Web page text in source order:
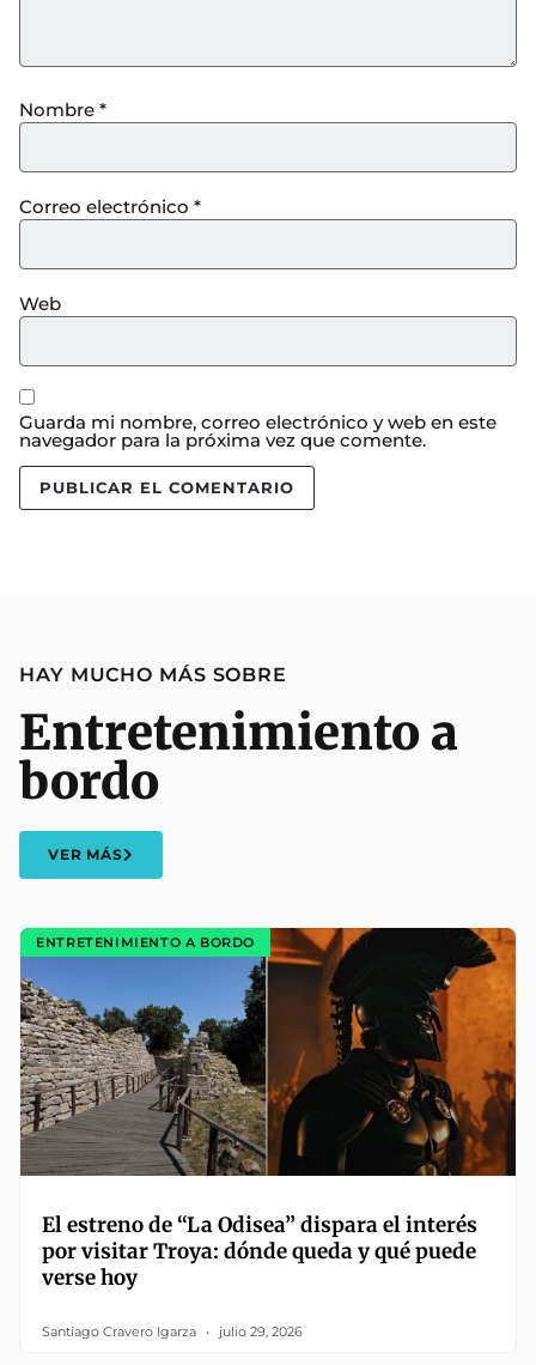
Nombre *
Correo electrónico *
Web
Guarda mi nombre, correo electrónico y web en este
navegador para la próxima vez que comente.
HAY MUCHO MÁS SOBRE
Entretenimiento a
bordo
VER MÁS
ENTRETENIMIENTO A BORDO
El estreno de “La Odisea” dispara el interés
por visitar Troya: dónde queda y qué puede
verse hoy
Santiago Cravero Igarza julio 29, 2026